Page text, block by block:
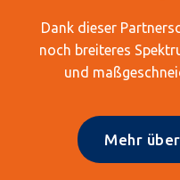
Dank dieser
noch breiteres
und
Mehr